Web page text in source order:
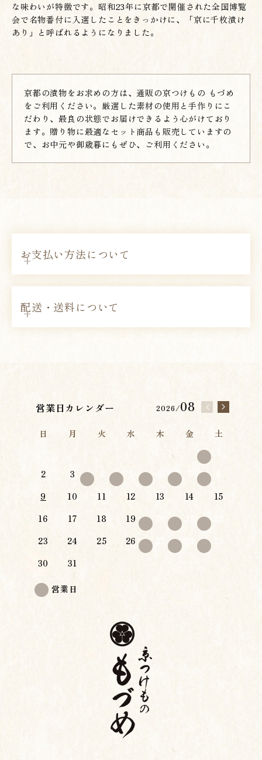
な味わいが特徴です。昭和23年に京都で開催された全国博覧
会で名物番付に入選したことをきっかけに、「京に千枚漬け
あり」と呼ばれるようになりました。
京都の漬物をお求めの方は、通販の京つけもの もづめ
をご利用ください。厳選した素材の使用と手作りにこ
だわり、最良の状態でお届けできるよう心がけており
ます。贈り物に最適なセット商品も販売していますの
で、お中元や御歳暮にもぜひ、ご利用ください。
お支払い方法について
配送・送料について
営業日カレンダー 2026/08
日 月 火 水 木 金
土
2
3
9
10 11 12 13 14
15
16
17 18 19 21
23
24 25 26
30
31
営業日